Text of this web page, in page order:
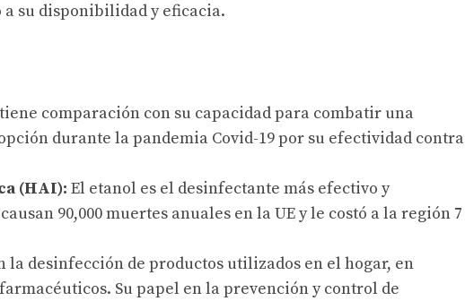
a su disponibilidad y eficacia.
comparación con su capacidad para combatir una
durante la pandemia Covid-19 por su efectividad contra
(HAI): El etanol es el desinfectante más efectivo y
90,000 muertes anuales en la UE y le costó a la región 7
la desinfección de productos utilizados en el hogar, en
Su papel en la prevención y control de